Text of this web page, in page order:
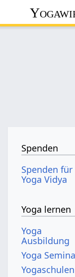
Spenden
Spenden für
Yoga Vidya
Yoga lernen
Yoga
Ausbildung
Yoga
Yogaschulen